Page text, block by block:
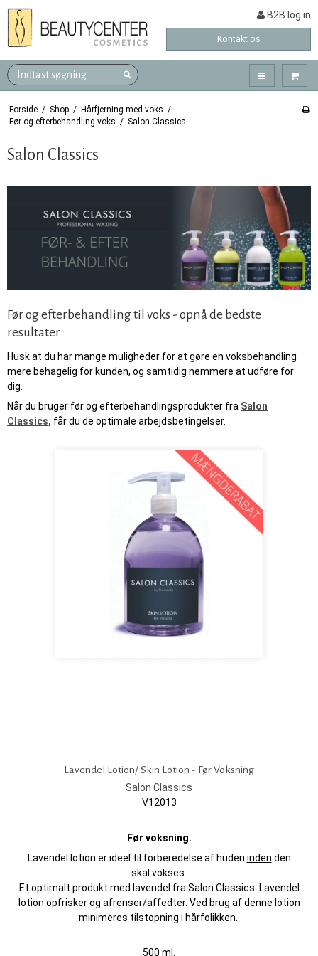
B2B log in
Kontakt os
Forside / Shop / Hårfjerning med voks /
Før og efterbehandling voks / Salon Classics
Salon Classics
Før og efterbehandling til voks - opnå de bedste
resultater
Husk at du har mange muligheder for at gøre en voksbehandling
mere behagelig for kunden, og samtidig nemmere at udføre for
dig.
Når du bruger før og efterbehandlingsprodukter fra Salon
Classics, får du de optimale arbejdsbetingelser.
Lavendel Lotion/ Skin Lotion - Før Voksning
Salon Classics
V12013
Før voksning.
Lavendel lotion er ideel til forberedelse af huden inden den
skal vokses.
Et optimalt produkt med lavendel fra Salon Classics. Lavendel
lotion opfrisker og afrenser/affedter. Ved brug af denne lotion
minimeres tilstopning i hårfolikken.
500 ml.